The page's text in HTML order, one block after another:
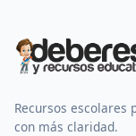
Recursos
con más claridad.